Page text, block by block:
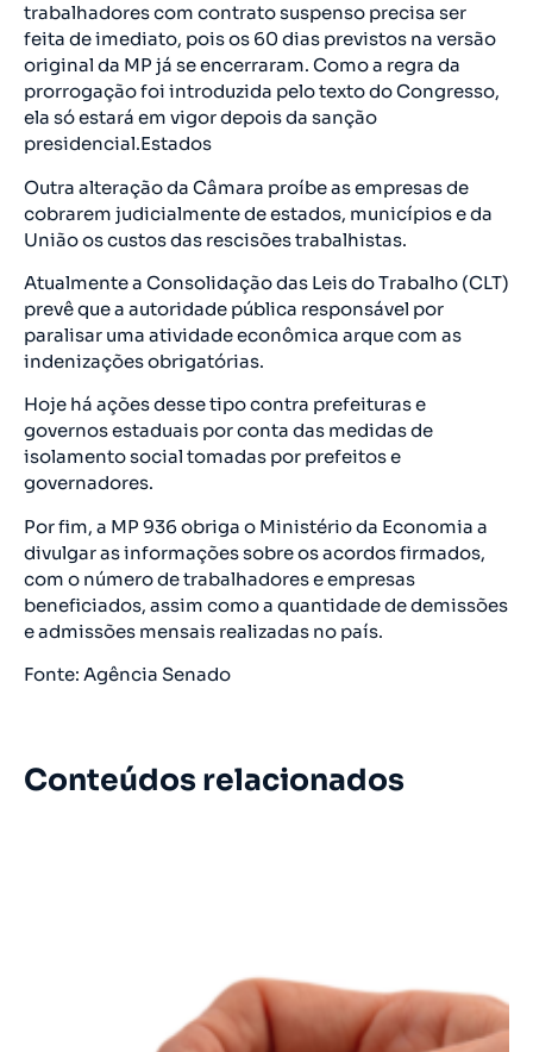
trabalhadores com contrato suspenso precisa ser
feita de imediato, pois os 60 dias previstos na versão
original da MP já se encerraram. Como a regra da
prorrogação foi introduzida pelo texto do Congresso,
ela só estará em vigor depois da sanção
presidencial.Estados
Outra alteração da Câmara proíbe as empresas de
cobrarem judicialmente de estados, municípios e da
União os custos das rescisões trabalhistas.
Atualmente a Consolidação das Leis do Trabalho (CLT)
prevê que a autoridade pública responsável por
paralisar uma atividade econômica arque com as
indenizações obrigatórias.
Hoje há ações desse tipo contra prefeituras e
governos estaduais por conta das medidas de
isolamento social tomadas por prefeitos e
governadores.
Por fim, a MP 936 obriga o Ministério da Economia a
divulgar as informações sobre os acordos firmados,
com o número de trabalhadores e empresas
beneficiados, assim como a quantidade de demissões
e admissões mensais realizadas no país.
Fonte: Agência Senado
Conteúdos relacionados